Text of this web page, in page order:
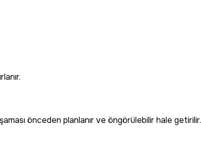
önceden planlanır ve öngörülebilir hale getirilir.